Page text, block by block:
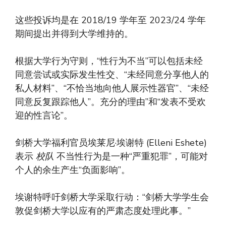
这些投诉均是在 2018/19 学年至 2023/24 学年
期间提出并得到大学维持的。
根据大学行为守则，“性行为不当”可以包括未经
同意尝试或实际发生性交、“未经同意分享他人的
私人材料”、“不恰当地向他人展示性器官”、“未经
同意反复跟踪他人”。充分的理由”和“发表不受欢
迎的性言论”。
剑桥大学福利官员埃莱尼·埃谢特 (Elleni Eshete)
表示 校队 不当性行为是一种“严重犯罪”，可能对
个人的余生产生“负面影响”。
埃谢特呼吁剑桥大学采取行动：“剑桥大学学生会
敦促剑桥大学以应有的严肃态度处理此事。”